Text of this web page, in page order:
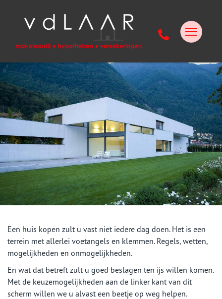
Een huis kopen zult u vast niet iedere dag doen. Het is een
terrein met allerlei voetangels en klemmen. Regels, wetten,
mogelijkheden en onmogelijkheden.
En wat dat betreft zult u goed beslagen ten ijs willen komen.
Met de keuzemogelijkheden aan de linker kant van dit
scherm willen we u alvast een beetje op weg helpen.